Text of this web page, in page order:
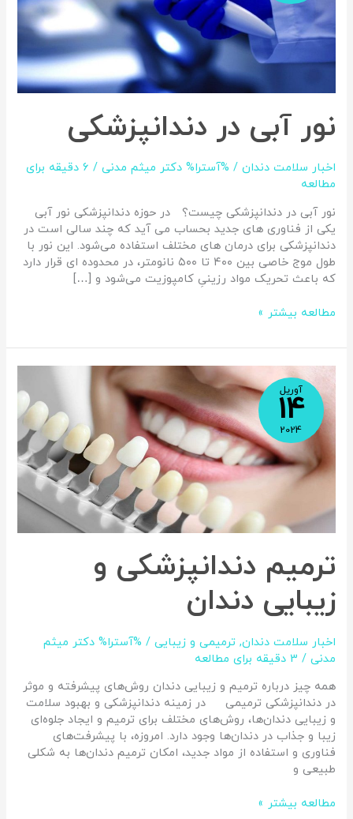
نور آبی در دندانپزشکی
اخبار سلامت دندان / %آسترا% دکتر میثم مدنی/
6 دقیقه برای
مطالعه
نور آبی در دندانپزشکی چیست؟ در حوزه دندانپزشکی نور آبی
یکی از فناوری‌ های جدید بحساب می آید که چند سالی است در
دندانپزشکی برای درمان‌ های مختلف استفاده می‌شود. این نور با
طول موج خاصی بین ۴۰۰ تا ۵۰۰ نانومتر، در محدوده‌ ای قرار دارد
که باعث تحریک مواد رزینیِ کامپوزیت می‌شود و […]
مطالعه بیشتر »
آوریل
14
2024
ترمیم دندانپزشکی و
زیبایی دندان
اخبار سلامت دندان,ترمیمی و زیبایی / %آسترا% دکتر میثم
مدنی/ 3 دقیقه برای مطالعه
همه چیز درباره ترمیم و زیبایی دندان روش‌های پیشرفته و موثر
در دندانپزشکی ترمیمی در زمینه دندانپزشکی و بهبود سلامت
و زیبایی دندان‌ها، روش‌های مختلف برای ترمیم و ایجاد جلوه‌ای
زیبا و جذاب در دندان‌ها وجود دارد. امروزه، با پیشرفت‌های
فناوری و استفاده از مواد جدید، امکان ترمیم دندان‌ها به شکلی
طبیعی و
دندانپزشکی
زیبایی
دندان
مطالعه بیشتر »